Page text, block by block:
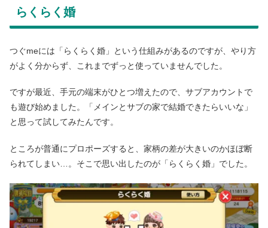
らくらく婚
つぐmeには「らくらく婚」という仕組みがあるのですが、やり方
がよく分からず、これまでずっと使っていませんでした。
ですが最近、手元の端末がひとつ増えたので、サブアカウントで
も遊び始めました。「メインとサブの家で結婚できたらいいな」
と思って試してみたんです。
ところが普通にプロポーズすると、家柄の差が大きいのかほぼ断
られてしまい…。そこで思い出したのが「らくらく婚」でした。